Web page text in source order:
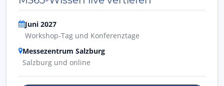
Juni 2027
Workshop-Tag und Konferenztage
Messezentrum Salzburg
Salzburg und online